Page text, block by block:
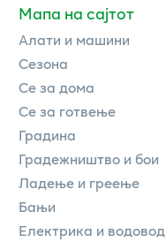
Мапа на сајтот
Алати и машини
Сезона
Се за дома
Се за готвење
Градина
Градежништво и бои
Ладење и греење
Бањи
Електрика и водовод